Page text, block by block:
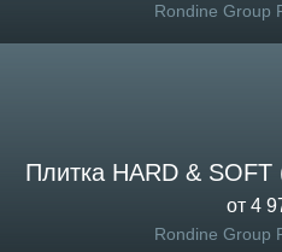
Rondine Group
Плитка HARD &
от 4
Rondine Group